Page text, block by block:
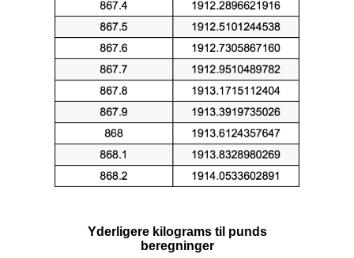
Yderligere kilograms til punds
beregninger